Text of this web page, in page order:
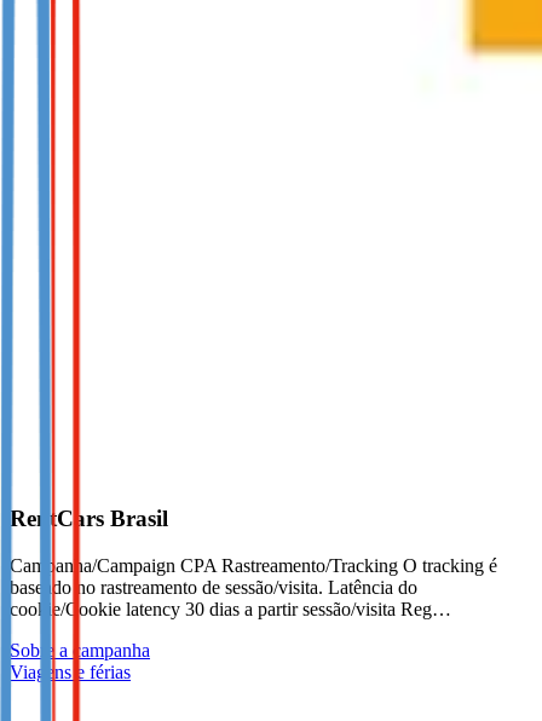
RentCars Brasil
Campanha/Campaign CPA Rastreamento/Tracking O tracking é
baseado no rastreamento de sessão/visita. Latência do
cookie/Cookie latency 30 dias a partir sessão/visita Reg…
Sobre a campanha
Viagens e férias